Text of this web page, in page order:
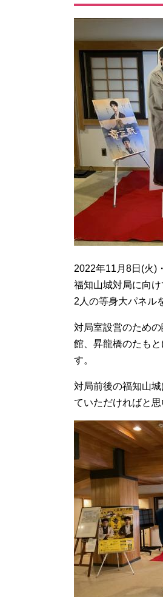
2022年11月8日(火)
福知山城対局に向
2人の等身大パネル
対局室設営のため
館、昇龍橋のたも
す。
対局前後の福知山
ていただければと思